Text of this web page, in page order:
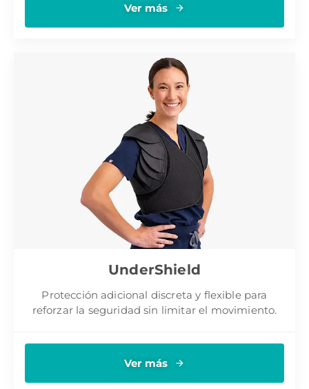
Ver más
UnderShield
Protección adicional discreta y flexible para
reforzar la seguridad sin limitar el movimiento.
Ver más